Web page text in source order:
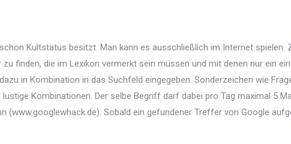
Kultstatus besitzt. Man kann es ausschließlich im Internet spielen.
finden, die im Lexikon vermerkt sein müssen und mit denen nur ein
in Kombination in das Suchfeld eingegeben. Sonderzeichen wie
Kombinationen. Der selbe Begriff darf dabei pro Tag maximal 5
(www.googlewhack.de). Sobald ein gefundener Treffer von Google